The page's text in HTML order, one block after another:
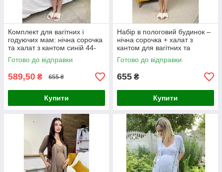
Комплект для вагітних і
годуючих мам: нічна сорочка
та халат з кантом синій 44-
54р.
Готово до відправки
589,50 ₴ 655 ₴
Купити
Набір в пологовий будинок –
нічна сорочка + халат з
кантом для вагітних та
годуючих бордовий 44-54р.
Готово до відправки
655 ₴
Купити